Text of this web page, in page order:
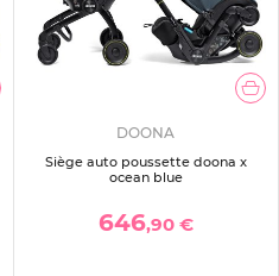
DOONA
Siège auto poussette doona x
ocean blue
646,90 €